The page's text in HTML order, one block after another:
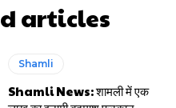
articles
Shamli
Shamli News: शामली में एक